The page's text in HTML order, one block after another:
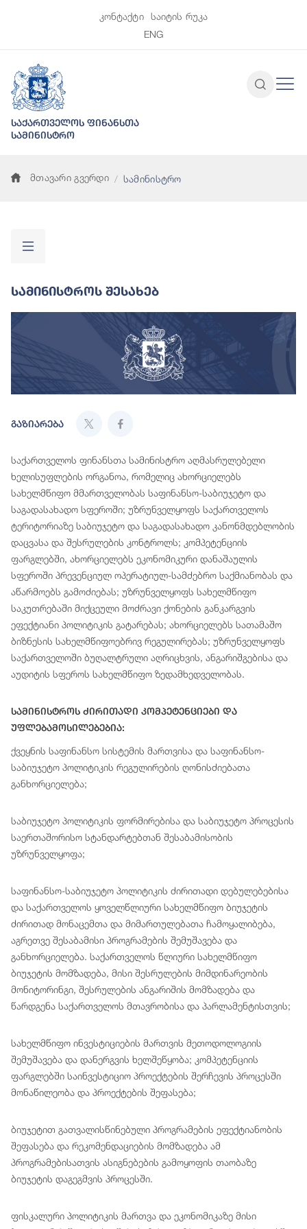
კონტაქტი
საიტის რუკა
ENG
საქართველოს ფინანსთა
სამინისტრო
მთავარი გვერდი სამინისტრო
Სამინისტროს Შესახებ
გაზიარება
საქართველოს ფინანსთა სამინისტრო აღმასრულებელი
ხელისუფლების ორგანოა, რომელიც ახორციელებს
სახელმწიფო მმართველობას საფინანსო-საბიუჯეტო და
საგადასახადო სფეროში; უზრუნველყოფს საქართველოს
ტერიტორიაზე საბიუჯეტო და საგადასახადო კანონმდებლობის
დაცვასა და შესრულების კონტროლს; კომპეტენციის
ფარგლებში, ახორციელებს ეკონომიკური დანაშაულის
სფეროში პრევენციულ ოპერატიულ-სამძებრო საქმიანობას და
აწარმოებს გამოძიებას; უზრუნველყოფს სახელმწიფო
საკუთრებაში მიქცეული მოძრავი ქონების განკარგვის
ეფექტიანი პოლიტიკის გატარებას; ახორციელებს სათამაშო
ბიზნესის სახელმწიფოებრივ რეგულირებას; უზრუნველყოფს
საქართველოში ბუღალტრული აღრიცხვის, ანგარიშგებისა და
აუდიტის სფეროს სახელმწიფო ზედამხედველობას.
Სამინისტროს Ძირითადი Კომპეტენციები Და
Უფლებამოსილებებია:
ქვეყნის საფინანსო სისტემის მართვისა და საფინანსო-
საბიუჯეტო პოლიტიკის რეგულირების ღონისძიებათა
განხორციელება;
საბიუჯეტო პოლიტიკის ფორმირებისა და საბიუჯეტო პროცესის
საერთაშორისო სტანდარტებთან შესაბამისობის
უზრუნველყოფა;
საფინანსო-საბიუჯეტო პოლიტიკის ძირითადი დებულებებისა
და საქართველოს ყოველწლიური სახელმწიფო ბიუჯეტის
ძირითად მონაცემთა და მიმართულებათა ჩამოყალიბება,
აგრეთვე შესაბამისი პროგრამების შემუშავება და
განხორციელება. საქართველოს წლიური სახელმწიფო
ბიუჯეტის მომზადება, მისი შესრულების მიმდინარეობის
მონიტორინგი, შესრულების ანგარიშის მომზადება და
წარდგენა საქართველოს მთავრობისა და პარლამენტისთვის;
სახელმწიფო ინვესტიციების მართვის მეთოდოლოგიის
შემუშავება და დანერგვის ხელშეწყობა; კომპეტენციის
ფარგლებში საინვესტიციო პროექტების შერჩევის პროცესში
მონაწილეობა და პროექტების შეფასება;
ბიუჯეტით გათვალისწინებული პროგრამების ეფექტიანობის
შეფასება და რეკომენდაციების მომზადება ამ
პროგრამებისათვის ასიგნებების გამოყოფის თაობაზე
ბიუჯეტის დაგეგმვის პროცესში.
ფისკალური პოლიტიკის მართვა და ეკონომიკაზე მისი